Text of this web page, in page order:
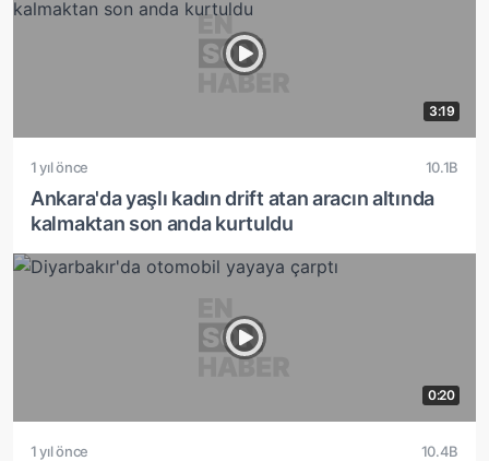
3:19
1 yıl önce 10.1B
Ankara'da yaşlı kadın drift atan aracın altında
kalmaktan son anda kurtuldu
0:20
1 yıl önce 10.4B